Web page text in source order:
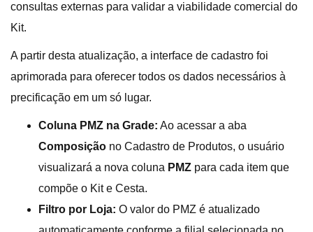
consultas externas para validar a viabilidade comercial do
Kit.
A partir desta atualização, a interface de cadastro foi
aprimorada para oferecer todos os dados necessários à
precificação em um só lugar.
Coluna PMZ na Grade: Ao acessar a aba
Composição no Cadastro de Produtos, o usuário
visualizará a nova coluna PMZ para cada item que
compõe o Kit e Cesta.
Filtro por Loja: O valor do PMZ é atualizado